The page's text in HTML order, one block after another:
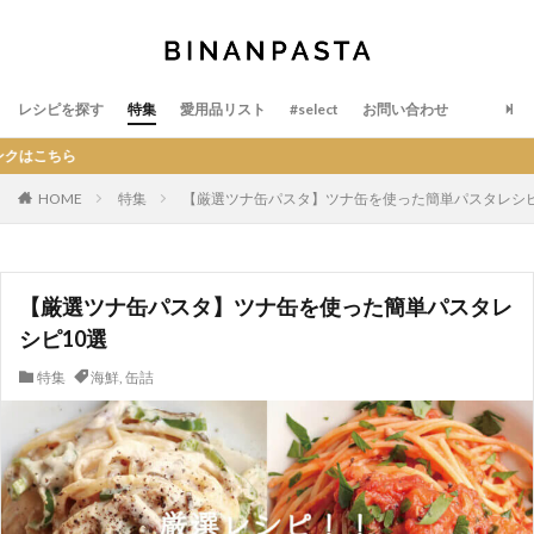
レシピを探す 特集 愛用品リスト #select お問い合わせ
HOME 特集 【厳選ツナ缶パスタ】ツナ缶を使った簡単パスタレシ
【厳選ツナ缶パスタ】ツナ缶を使った簡単パスタレ
シピ10選
特集 海鮮, 缶詰